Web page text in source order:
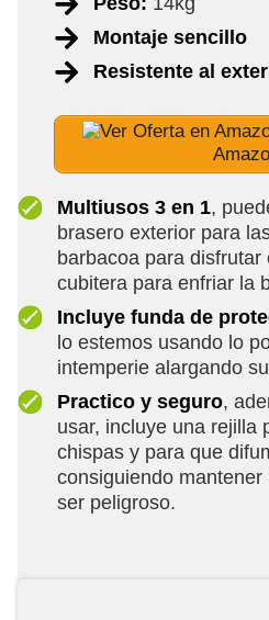
Montaje sencillo
Resistente al
Multiusos 3 en 1,
brasero exterior para
barbacoa para
cubitera para enfriar la
Incluye funda de
lo estemos usando lo
intemperie alargando
Practico y seguro,
usar, incluye una rejilla
chispas y para que
consiguiendo
ser peligroso.